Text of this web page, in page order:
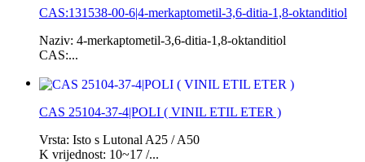
CAS:131538-00-6|4-merkaptometil-3,6-ditia-1,8-oktanditiol
Naziv: 4-merkaptometil-3,6-ditia-1,8-oktanditiol
CAS:...
CAS 25104-37-4|POLI ( VINIL ETIL ETER )
Vrsta: Isto s Lutonal A25 / A50
K vrijednost: 10~17 /...